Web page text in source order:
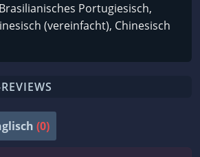
Portugiesisch,
(vereinfacht), Chinesisch
(0)